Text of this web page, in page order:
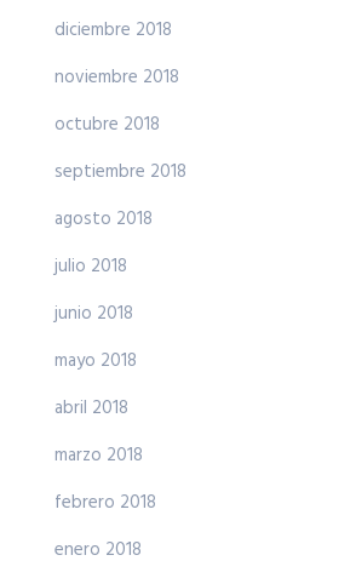
diciembre 2018
noviembre 2018
octubre 2018
septiembre 2018
agosto 2018
julio 2018
junio 2018
mayo 2018
abril 2018
marzo 2018
febrero 2018
enero 2018